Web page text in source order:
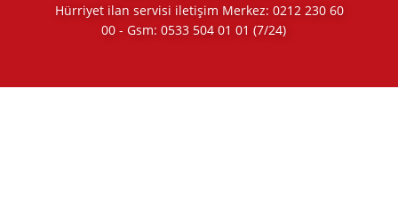
Hürriyet ilan servisi iletişim Merkez: 0212 230 60
00 - Gsm: 0533 504 01 01 (7/24)